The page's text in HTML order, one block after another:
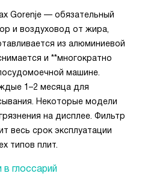
Gorenje — обязательный
и воздуховод от жира,
из алюминиевой
и **многократно
машине.
1–2 месяца для
Некоторые модели
на дисплее. Фильтр
весь срок эксплуатации
типов плит.
в глоссарий